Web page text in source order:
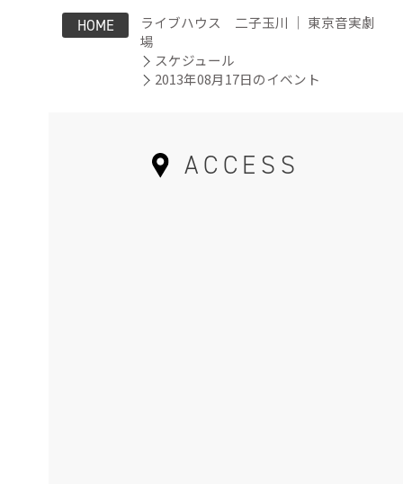
HOME
ライブハウス 二子玉川 ｜ 東京音実劇
場
スケジュール
2013年08月17日のイベント
ACCESS